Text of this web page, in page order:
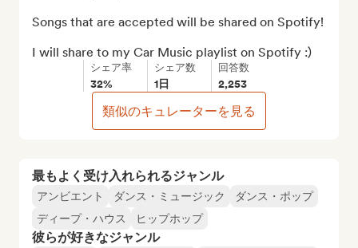
最もよく受け入れられるジャンル
アンビエント ダンス・ミュージック
ダンス・ポップ
ディープ・ハウス
ヒップホップ
彼らが好きなジャンル
Songs that are accepted will be shared on Spotify!
I will share to my Car Music playlist on Spotify :)
シェア率
32%
シェア数
1日
回答数
2,253
類似のキュレーターを見る